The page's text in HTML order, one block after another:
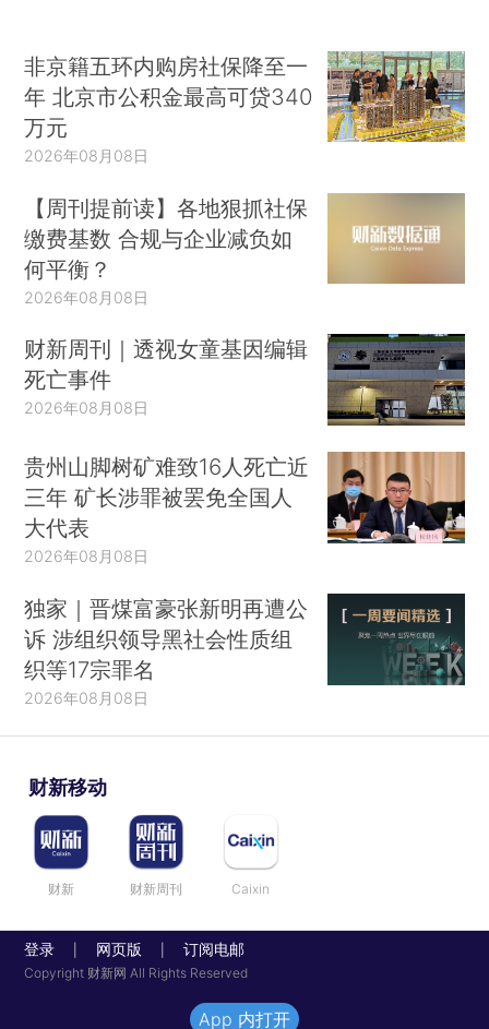
非京籍五环内购房社保降至一
年 北京市公积金最高可贷340
万元
2026年08月08日
【周刊提前读】各地狠抓社保
缴费基数 合规与企业减负如
何平衡？
2026年08月08日
财新周刊｜透视女童基因编辑
死亡事件
2026年08月08日
贵州山脚树矿难致16人死亡近
三年 矿长涉罪被罢免全国人
大代表
2026年08月08日
独家｜晋煤富豪张新明再遭公
诉 涉组织领导黑社会性质组
织等17宗罪名
2026年08月08日
财新移动
财新 财新周刊 Caixin
登录 网页版 订阅电邮
Copyright 财新网 All Rights Reserved
App 内打开